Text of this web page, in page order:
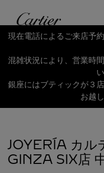
Cartier
Return to Nav
現在電話によるご来店予
混雑状況により、営業時
銀座にはブティックが３
お越
JOYERÍA カル
GINZA SIX店